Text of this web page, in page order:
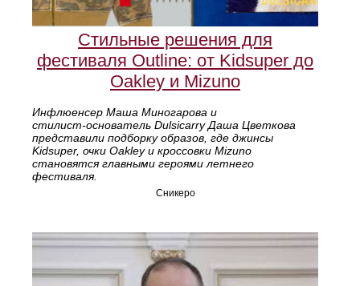
Стильные решения для
фестиваля Outline: от Kidsuper до
Oakley и Mizuno
Инфлюенсер Маша Миногарова и
стилист‑основатель Dulsicarry Даша Цветкова
представили подборку образов, где джинсы
Kidsuper, очки Oakley и кроссовки Mizuno
становятся главными героями летнего
фестиваля.
Сникеро